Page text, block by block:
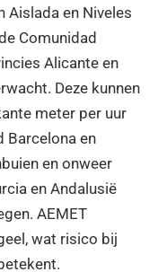
Aislada en Niveles
Comunidad
Alicante en
Deze kunnen
meter per uur
Barcelona en
en onweer
en Andalusië
AEMET
wat risico bij